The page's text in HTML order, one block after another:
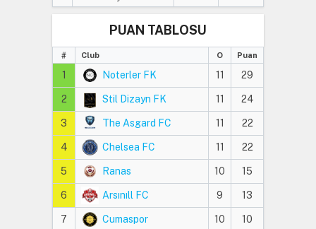
PUAN TABLOSU
# Club O Puan
1 Noterler FK 11 29
2 Stil Dizayn FK 11 24
3 The Asgard FC 11 22
4 Chelsea FC 11 22
5 Ranas 10 15
6 Arsınıll FC 9 13
7 Cumaspor 10 10